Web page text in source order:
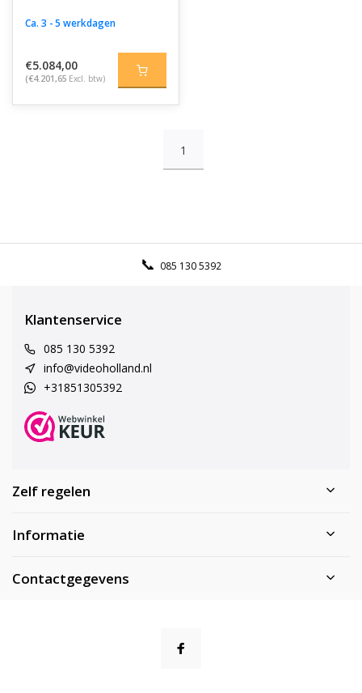
Ca. 3 - 5 werkdagen
€5.084,00
(€4.201,65 Excl. btw)
1
085 130 5392
Klantenservice
085 130 5392
info@videoholland.nl
+31851305392
Zelf regelen
Informatie
Contactgegevens